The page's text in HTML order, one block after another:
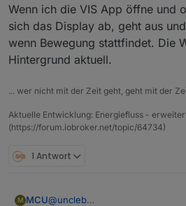
Wenn ich die VIS App öffne und
sich das Display ab, geht aus
wenn Bewegung stattfindet. Die
Hintergrund aktuell.
... wer nicht mit der Zeit geht, geht mit der
Aktuelle Entwicklung: Energiefluss -
(https://forum.iobroker.net/topic/64734)
1 Antwort
M MCU@uncleb